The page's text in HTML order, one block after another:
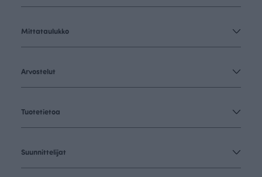
Mittataulukko
Arvostelut
Tuotetietoa
Suunnittelijat